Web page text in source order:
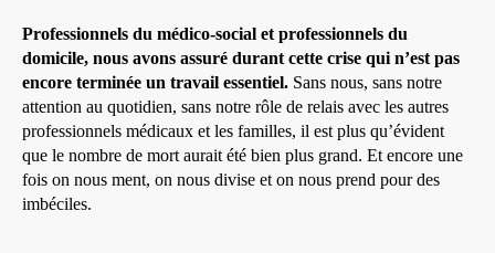
Professionnels du médico-social et professionnels du
domicile, nous avons assuré durant cette crise qui n’est pas
encore terminée un travail essentiel. Sans nous, sans notre
attention au quotidien, sans notre rôle de relais avec les autres
professionnels médicaux et les familles, il est plus qu’évident
que le nombre de mort aurait été bien plus grand. Et encore une
fois on nous ment, on nous divise et on nous prend pour des
imbéciles.